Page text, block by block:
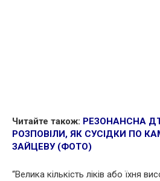
Читайте також: РЕЗОНАНСНА
РОЗПОВІЛИ, ЯК СУСІДКИ ПО
ЗАЙЦЕВУ (ФОТО)
“Велика кількість ліків або їхня